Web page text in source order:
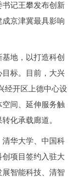
РУССКИЙ ЯЗЫК
记王攀发布创新
京津冀最具影响
地，以打造科创
标。目前，大兴
经开区上德中心设
间、延伸服务触
化承载廊道。
华大学、中国科
项目签约入驻大
智能科技、清智